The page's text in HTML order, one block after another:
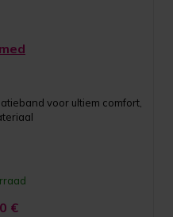
voor ultiem comfort,
€